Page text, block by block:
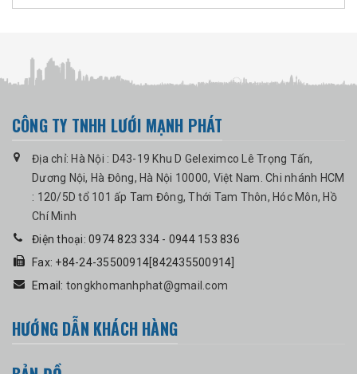
CÔNG TY TNHH LƯỚI MẠNH PHÁT
Địa chỉ: Hà Nội : D43-19 Khu D Geleximco Lê Trọng Tấn,
Dương Nội, Hà Đông, Hà Nội 10000, Việt Nam. Chi nhánh HCM
: 120/5D tổ 101 ấp Tam Đông, Thới Tam Thôn, Hóc Môn, Hồ
Chí Minh
Điện thoại: 0974 823 334 - 0944 153 836
Fax: +84-24-35500914[842435500914]
Email: tongkhomanhphat@gmail.com
HƯỚNG DẪN KHÁCH HÀNG